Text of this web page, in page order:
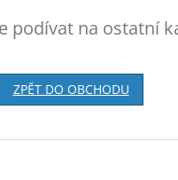
podívat na ostatní
ZPĚT DO OBCHODU